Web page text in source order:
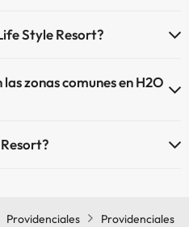
piscina y otras instalaciones.
Style Resort?
zonas comunes en H2O
Providenciales
Providenciales